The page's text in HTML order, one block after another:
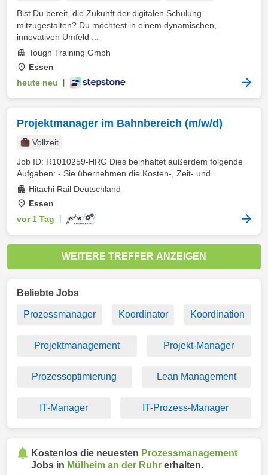
Bist Du bereit, die Zukunft der digitalen Schulung
mitzugestalten? Du möchtest in einem dynamischen,
innovativen Umfeld ...
Tough Training Gmbh
Essen
heute neu
Projektmanager im Bahnbereich (m/w/d)
Vollzeit
Job ID: R1010259-HRG Dies beinhaltet außerdem folgende
Aufgaben: - Sie übernehmen die Kosten-, Zeit- und ...
Hitachi Rail Deutschland
Essen
vor 1 Tag
WEITERE TREFFER ANZEIGEN
Beliebte Jobs
Prozessmanager Koordinator Koordination
Projektmanagement Projekt-Manager
Prozessoptimierung Lean Management
IT-Manager IT-Prozess-Manager
Kostenlos die neuesten Prozessmanagement
Jobs in Mülheim an der Ruhr erhalten.